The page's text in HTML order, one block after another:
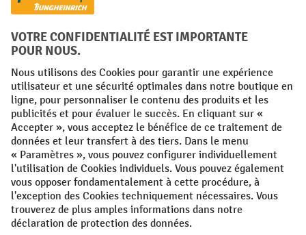
FR NL
Conditions générales Mentions légales
Protection des Données Politique de cookies
All prices excl. VAT plusshipping costsand possible delivery charges,
if not stated otherwise.
¹ La remise est valable jusqu'à épuisement des stocks. La remise ne
s'applique pas aux prix spéciaux. Il n'est pas possible de le combiner
avec d'autres réductions en pourcentage ou bons de réduction. | ² La
réduction sera accordée une seule fois lors de la première inscription
à la newsletter. Le code de réduction est valable pendant 10 jours et